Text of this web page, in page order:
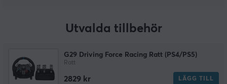
Utvalda tillbehör
G29 Driving Force Racing Ratt (PS4/PS5)
Ratt
2829 kr LÄGG TILL